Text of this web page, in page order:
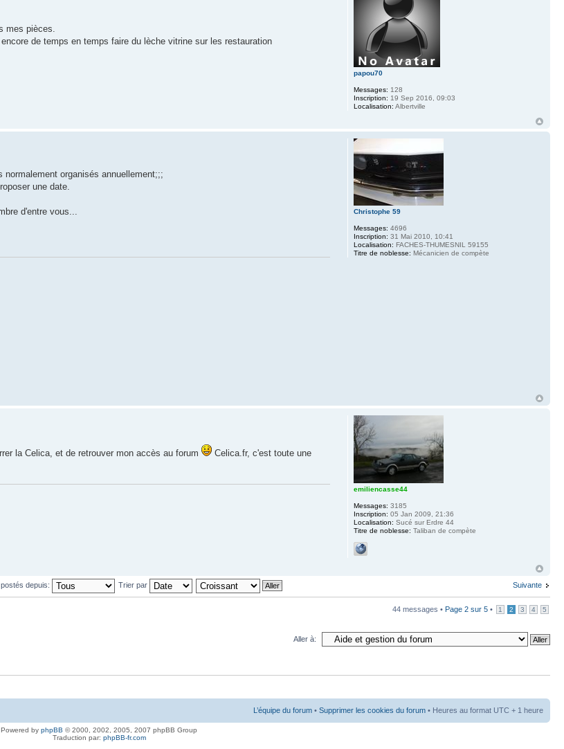
mes pièces.
de temps en temps faire du lèche vitrine sur les restauration
papou70
Messages: 128
Inscription: 19 Sep 2016, 09:03
Localisation: Albertville
organisés annuellement;;;
une date.
d'entre vous... Christophe 59
Messages: 4696
Inscription: 31 Mai 2010, 10:41
Localisation: FACHES-THUMESNIL 59155
Titre de noblesse: Mécanicien de compète
la Celica, et de retrouver mon accès au forum
Celica.fr, c'est toute une
emiliencasse44
Messages: 3185
Inscription: 05 Jan 2009, 21:36
Localisation: Sucé sur Erdre 44
Titre de noblesse: Taliban de compète
Suivante
depuis: Trier par
44 messages • Page 2 sur 5 • 1 2 3 4 5
Aller à:
L’équipe du forum • Supprimer les cookies du forum • Heures au format UTC + 1 heure
Powered by phpBB © 2000, 2002, 2005, 2007 phpBB Group
Traduction par: phpBB-fr.com